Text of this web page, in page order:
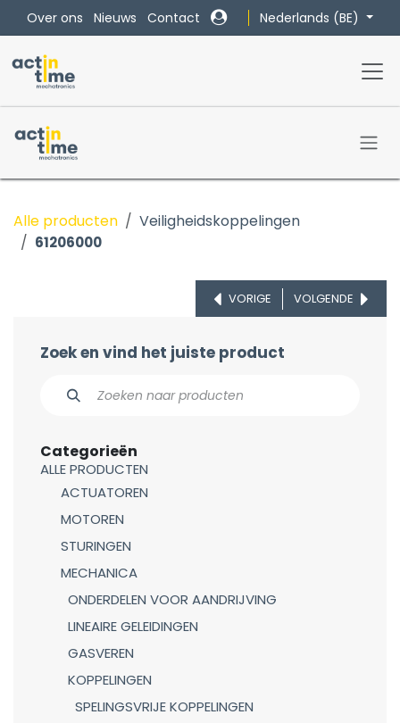
Overslaan naar inhoud
Over ons Nieuws Contact Nederlands (BE)
Alle producten Veiligheidskoppelingen
61206000
VORIGE VOLGENDE
Zoek en vind het juiste product
Categorieën
ALLE PRODUCTEN
ACTUATOREN
MOTOREN
STURINGEN
MECHANICA
ONDERDELEN VOOR AANDRIJVING
LINEAIRE GELEIDINGEN
GASVEREN
KOPPELINGEN
SPELINGSVRIJE KOPPELINGEN